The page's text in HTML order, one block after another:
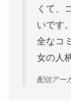
くて、
いです
全なコ
女の人
配信アー